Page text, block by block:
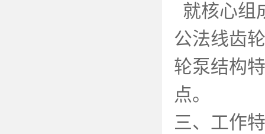
就核心组
公法线齿
轮泵结构
点。
三、工作